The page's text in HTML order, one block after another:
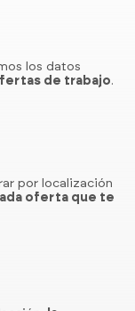
los datos
de trabajo.
por localización
oferta que te